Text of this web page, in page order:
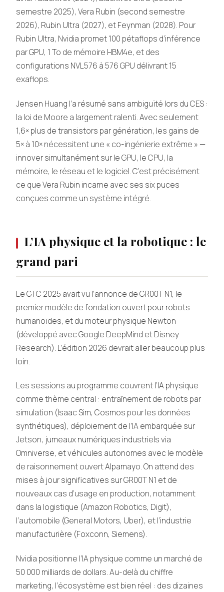
semestre 2025), Vera Rubin (second semestre
2026), Rubin Ultra (2027), et Feynman (2028). Pour
Rubin Ultra, Nvidia promet 100 pétaflops d’inférence
par GPU, 1 To de mémoire HBM4e, et des
configurations NVL576 à 576 GPU délivrant 15
exaflops.
Jensen Huang l’a résumé sans ambiguïté lors du CES :
la loi de Moore a largement ralenti. Avec seulement
1,6× plus de transistors par génération, les gains de
5× à 10× nécessitent une « co-ingénierie extrême » —
innover simultanément sur le GPU, le CPU, la
mémoire, le réseau et le logiciel. C’est précisément
ce que Vera Rubin incarne avec ses six puces
conçues comme un système intégré.
L’IA physique et la robotique : le
grand pari
Le GTC 2025 avait vu l’annonce de GR00T N1, le
premier modèle de fondation ouvert pour robots
humanoïdes, et du moteur physique Newton
(développé avec Google DeepMind et Disney
Research). L’édition 2026 devrait aller beaucoup plus
loin.
Les sessions au programme couvrent l’IA physique
comme thème central : entraînement de robots par
simulation (Isaac Sim, Cosmos pour les données
synthétiques), déploiement de l’IA embarquée sur
Jetson, jumeaux numériques industriels via
Omniverse, et véhicules autonomes avec le modèle
de raisonnement ouvert Alpamayo. On attend des
mises à jour significatives sur GR00T N1 et de
nouveaux cas d’usage en production, notamment
dans la logistique (Amazon Robotics, Digit),
l’automobile (General Motors, Uber), et l’industrie
manufacturière (Foxconn, Siemens).
Nvidia positionne l’IA physique comme un marché de
50 000 milliards de dollars. Au-delà du chiffre
marketing, l’écosystème est bien réel : des dizaines